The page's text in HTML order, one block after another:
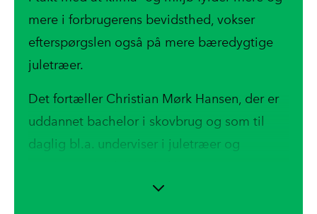
mere i forbrugerens bevidsthed, vokser
efterspørgslen også på mere bæredygtige
juletræer.
Det fortæller Christian Mørk Hansen, der er
uddannet bachelor i skovbrug og som til
daglig bl.a. underviser i juletræer og